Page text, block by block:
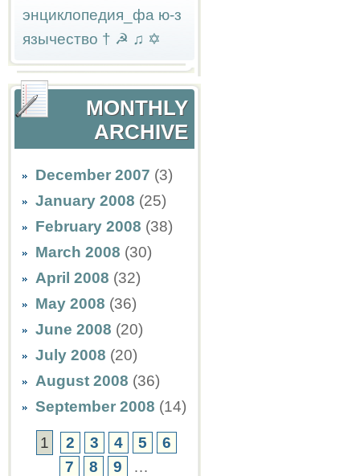
энциклопедия_фа ю-з
язычество † ☭ ♫ ✡
MONTHLY
ARCHIVE
December 2007 (3)
January 2008 (25)
February 2008 (38)
March 2008 (30)
April 2008 (32)
May 2008 (36)
June 2008 (20)
July 2008 (20)
August 2008 (36)
September 2008 (14)
1 2 3 4 5
6
7
8 9
…